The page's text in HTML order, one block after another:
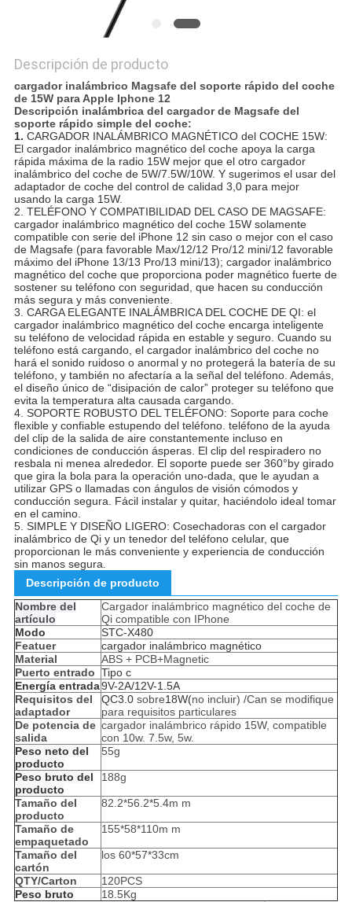
Descripción de producto
cargador inalámbrico Magsafe del soporte rápido del coche
de 15W para Apple Iphone 12
Descripción inalámbrica del cargador de Magsafe del
soporte rápido simple del coche:
1. CARGADOR INALÁMBRICO MAGNÉTICO del COCHE 15W:
El cargador inalámbrico magnético del coche apoya la carga
rápida máxima de la radio 15W mejor que el otro cargador
inalámbrico del coche de 5W/7.5W/10W. Y sugerimos el usar del
adaptador de coche del control de calidad 3,0 para mejor
usando la carga 15W.
2. TELÉFONO Y COMPATIBILIDAD DEL CASO DE MAGSAFE:
cargador inalámbrico magnético del coche 15W solamente
compatible con serie del iPhone 12 sin caso o mejor con el caso
de Magsafe (para favorable Max/12/12 Pro/12 mini/12 favorable
máximo del iPhone 13/13 Pro/13 mini/13); cargador inalámbrico
magnético del coche que proporciona poder magnético fuerte de
sostener su teléfono con seguridad, que hacen su conducción
más segura y más conveniente.
3. CARGA ELEGANTE INALÁMBRICA DEL COCHE DE QI: el
cargador inalámbrico magnético del coche encarga inteligente
su teléfono de velocidad rápida en estable y seguro. Cuando su
teléfono está cargando, el cargador inalámbrico del coche no
hará el sonido ruidoso o anormal y no protegerá la batería de su
teléfono, y también no afectaría a la señal del teléfono. Además,
el diseño único de “disipación de calor” proteger su teléfono que
evita la temperatura alta causada cargando.
4. SOPORTE ROBUSTO DEL TELÉFONO: Soporte para coche
flexible y confiable estupendo del teléfono. teléfono de la ayuda
del clip de la salida de aire constantemente incluso en
condiciones de conducción ásperas. El clip del respiradero no
resbala ni menea alrededor. El soporte puede ser 360°by girado
que gira la bola para la operación uno-dada, que le ayudan a
utilizar GPS o llamadas con ángulos de visión cómodos y
conducción segura. Fácil instalar y quitar, haciéndolo ideal tomar
en el camino.
5. SIMPLE Y DISEÑO LIGERO: Cosechadoras con el cargador
inalámbrico de Qi y un tenedor del teléfono celular, que
proporcionan le más conveniente y experiencia de conducción
sin manos segura.
Descripción de producto
Nombre del
artículo
Cargador inalámbrico magnético del coche de
Qi compatible con IPhone
Modo
STC-X480
Featuer
cargador inalámbrico magnético
Material
ABS + PCB+Magnetic
Puerto entrado Tipo c
Energía entrada9V-2A/12V-1.5A
Requisitos del
adaptador
QC3.0sobre18W(no incluir) /Can se modifique
para requisitos particulares
De potencia de
salida
cargador inalámbrico rápido 15W, compatible
con 10w. 7.5w, 5w.
Peso neto del
producto
55g
Peso bruto del
producto
188g
Tamaño del
producto
82.2*56.2*5.4m m
Tamaño de
empaquetado
155*58*110m m
Tamaño del
cartón
los 60*57*33cm
QTY/Carton
120PCS
Peso bruto
18.5Kg